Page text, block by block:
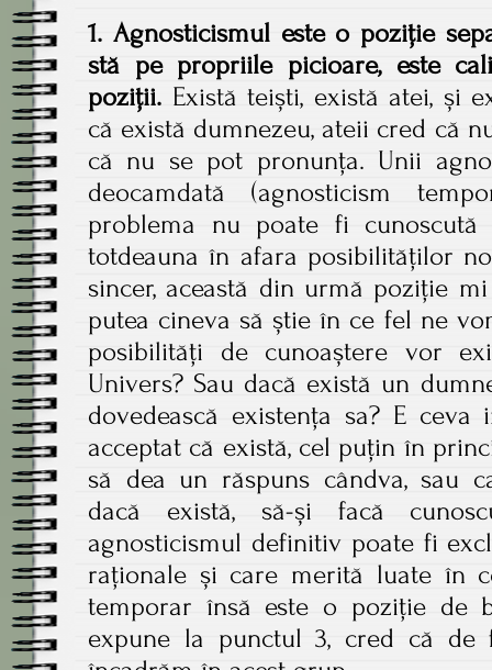
1. Agnosticismul este o poziție
stă pe propriile picioare, este
poziții. Există teiști, există atei, și
că există dumnezeu, ateii cred că
că nu se pot pronunța. Unii
deocamdată (agnosticism
problema nu poate fi
totdeauna în afara posibilităților
sincer, această din urmă poziție
putea cineva să știe în ce fel ne
posibilități de cunoaștere vor
Univers? Sau dacă există un
dovedească existența sa? E
acceptat că există, cel puțin în
să dea un răspuns cândva, sau
dacă există, să-și facă
agnosticismul definitiv poate fi
raționale și care merită luate în
temporar însă este o poziție de
expune la punctul 3, cred că